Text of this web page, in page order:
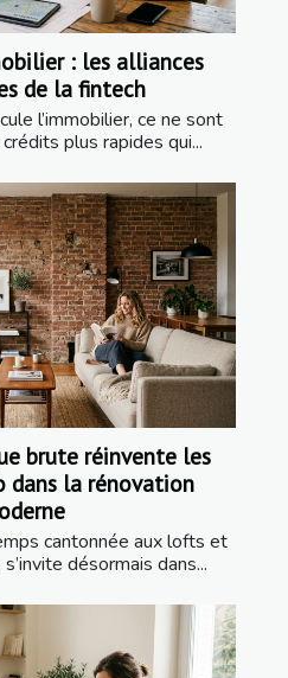
: les alliances
de la fintech
l’immobilier, ce ne sont
plus rapides qui...
brute réinvente les
dans la rénovation
cantonnée aux lofts et
désormais dans...